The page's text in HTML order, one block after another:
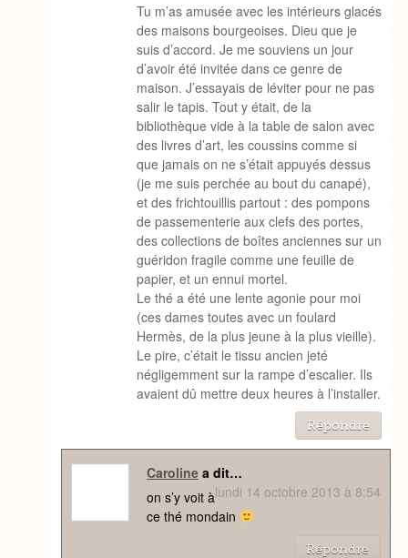
Tu m’as amusée avec les intérieurs glacés
des maisons bourgeoises. Dieu que je
suis d’accord. Je me souviens un jour
d’avoir été invitée dans ce genre de
maison. J’essayais de léviter pour ne pas
salir le tapis. Tout y était, de la
bibliothèque vide à la table de salon avec
des livres d’art, les coussins comme si
que jamais on ne s’était appuyés dessus
(je me suis perchée au bout du canapé),
et des frichtouillis partout : des pompons
de passementerie aux clefs des portes,
des collections de boîtes anciennes sur un
guéridon fragile comme une feuille de
papier, et un ennui mortel.
Le thé a été une lente agonie pour moi
(ces dames toutes avec un foulard
Hermès, de la plus jeune à la plus vieille).
Le pire, c’était le tissu ancien jeté
négligemment sur la rampe d’escalier. Ils
avaient dû mettre deux heures à l’installer.
Répondre
Carolinea dit…
lundi 14 octobre 2013 à 8:54
on s’y voit à
ce thé mondain
Répondre